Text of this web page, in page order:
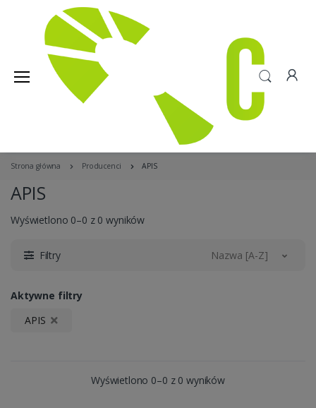
Strona główna Producenci APIS
APIS
Wyświetlono 0–0 z 0 wyników
Filtry Nazwa [A-Z]
Aktywne filtry
APIS
Wyświetlono 0–0 z 0 wyników